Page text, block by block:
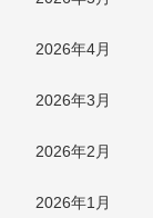
2026年4月
2026年3月
2026年2月
2026年1月